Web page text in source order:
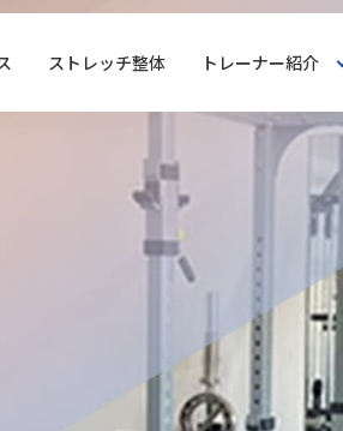
ストレッチ整体 トレーナー紹介